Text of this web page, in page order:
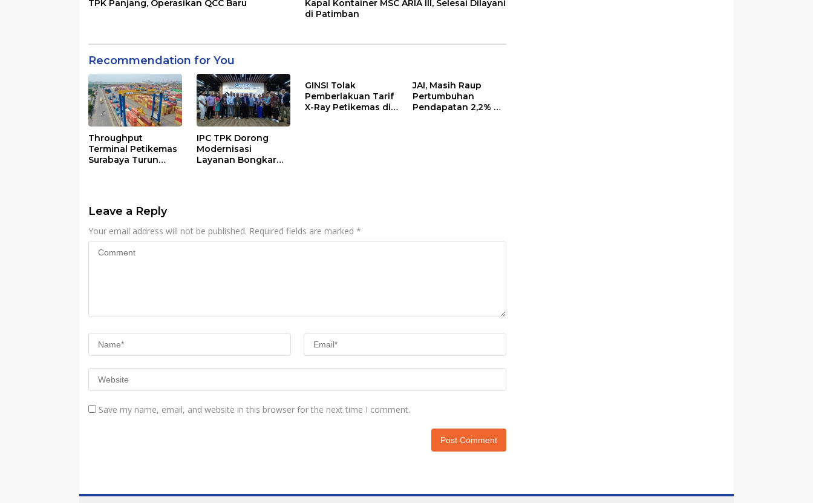
TPK Panjang, Operasikan QCC Baru
Kapal Kontainer MSC ARIA III, Selesai Dilayani
di Patimban
Recommendation for You
Throughput
Terminal Petikemas
Surabaya Turun
IPC TPK Dorong
Modernisasi
Layanan Bongkar
GINSI Tolak
Pemberlakuan Tarif
X-Ray Petikemas di
JAI, Masih Raup
Pertumbuhan
Pendapatan 2,2% di
Leave a Reply
Your email address will not be published. Required fields are marked *
Save my name, email, and website in this browser for the next time I comment.